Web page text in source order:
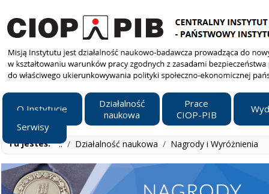
O Instytucie
Działalność
naukowa
Prace
CIOP-PIB
Serwisy
Tu jesteś: ../ Działalność naukowa / Nagrody i Wyróżnienia